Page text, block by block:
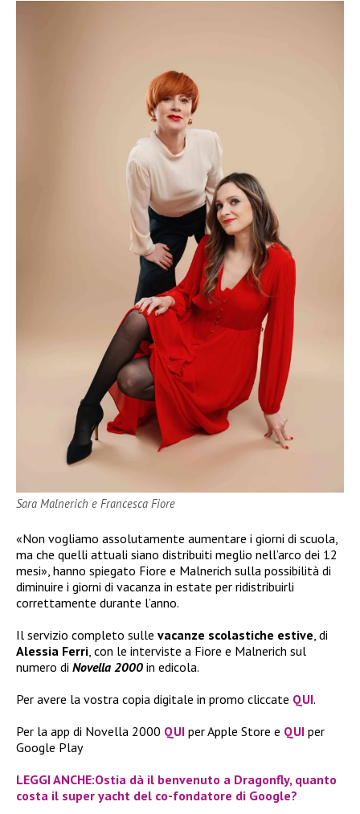
Sara Malnerich e Francesca Fiore
«Non vogliamo assolutamente aumentare i giorni di scuola,
ma che quelli attuali siano distribuiti meglio nell’arco dei 12
mesi», hanno spiegato Fiore e Malnerich sulla possibilità di
diminuire i giorni di vacanza in estate per ridistribuirli
correttamente durante l’anno.
Il servizio completo sulle vacanze scolastiche estive, di
Alessia Ferri, con le interviste a Fiore e Malnerich sul
numero di Novella 2000 in edicola.
Per avere la vostra copia digitale in promo cliccate QUI.
Per la app di Novella 2000 QUI per Apple Store e QUI per
Google Play
LEGGI ANCHE:Ostia dà il benvenuto a Dragonfly, quanto
costa il super yacht del co-fondatore di Google?